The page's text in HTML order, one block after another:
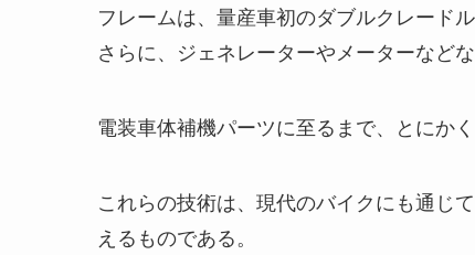
フレームは、量産車初のダブルクレードル
さらに、ジェネレーターやメーターなど
電装車体補機パーツに至るまで、とにか
これらの技術は、現代のバイクにも通じ
えるものである。